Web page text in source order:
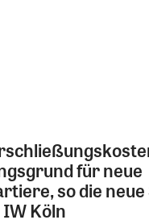
für neue
so die neue
Köln